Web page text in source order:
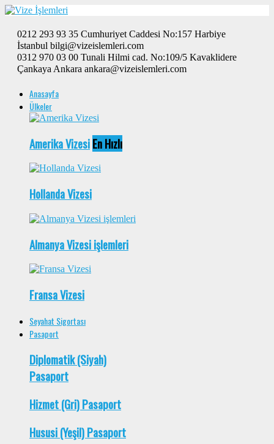
0212 293 93 35 Cumhuriyet Caddesi No:157 Harbiye
İstanbul bilgi@vizeislemleri.com
0312 970 03 00 Tunali Hilmi cad. No:109/5 Kavaklidere
Çankaya Ankara ankara@vizeislemleri.com
Anasayfa
Ülkeler
Amerika VizesiEn Hızlı
Hollanda Vizesi
Almanya Vizesi işlemleri
Fransa Vizesi
Seyahat Sigortası
Pasaport
Diplomatik (Siyah)
Pasaport
Hizmet (Gri) Pasaport
Hususi (Yeşil) Pasaport